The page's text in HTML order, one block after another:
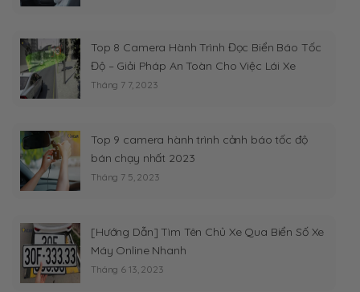
Top 8 Camera Hành Trình Đọc Biển Báo Tốc
Độ – Giải Pháp An Toàn Cho Việc Lái Xe
Tháng 7 7, 2023
Top 9 camera hành trình cảnh báo tốc độ
bán chạy nhất 2023
Tháng 7 5, 2023
[Hướng Dẫn] Tìm Tên Chủ Xe Qua Biển Số Xe
Máy Online Nhanh
Tháng 6 13, 2023